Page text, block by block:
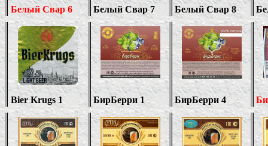
Белый Свар 6 Белый Свар 7 Белый Свар 8
Bier Krugs 1 БирБерри 1 БирБерри 4